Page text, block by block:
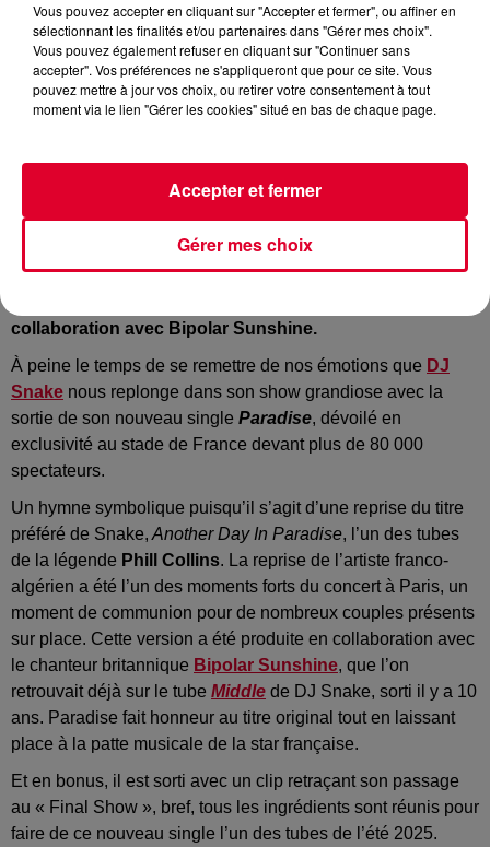
Crédit :Instagram : @DJ Snake
Pour célébrer son show magique au stade de France,
collaboration avec Bipolar Sunshine.
À peine le temps de se remettre de nos émotions que DJ
Snake nous replonge dans son show grandiose avec la
sortie de son nouveau single Paradise, dévoilé en
exclusivité au stade de France devant plus de 80 000
spectateurs.
Un hymne symbolique puisqu’il s’agit d’une reprise du titre
préféré de Snake, Another Day In Paradise, l’un des tubes
de la légende Phill Collins. La reprise de l’artiste franco-
algérien a été l’un des moments forts du concert à Paris, un
moment de communion pour de nombreux couples présents
sur place. Cette version a été produite en collaboration avec
le chanteur britannique Bipolar Sunshine, que l’on
retrouvait déjà sur le tube Middle de DJ Snake, sorti il y a 10
ans. Paradise fait honneur au titre original tout en laissant
place à la patte musicale de la star française.
Et en bonus, il est sorti avec un clip retraçant son passage
au « Final Show », bref, tous les ingrédients sont réunis pour
faire de ce nouveau single l’un des tubes de l’été 2025.
Vous pouvez accepter en cliquant sur "Accepter et fermer", ou affiner en
sélectionnant les finalités et/ou partenaires dans "Gérer mes choix".
Vous pouvez également refuser en cliquant sur "Continuer sans
accepter". Vos préférences ne s'appliqueront que pour ce site. Vous
pouvez mettre à jour vos choix, ou retirer votre consentement à tout
moment via le lien "Gérer les cookies" situé en bas de chaque page.
Gérer mes choix
Accepter et fermer